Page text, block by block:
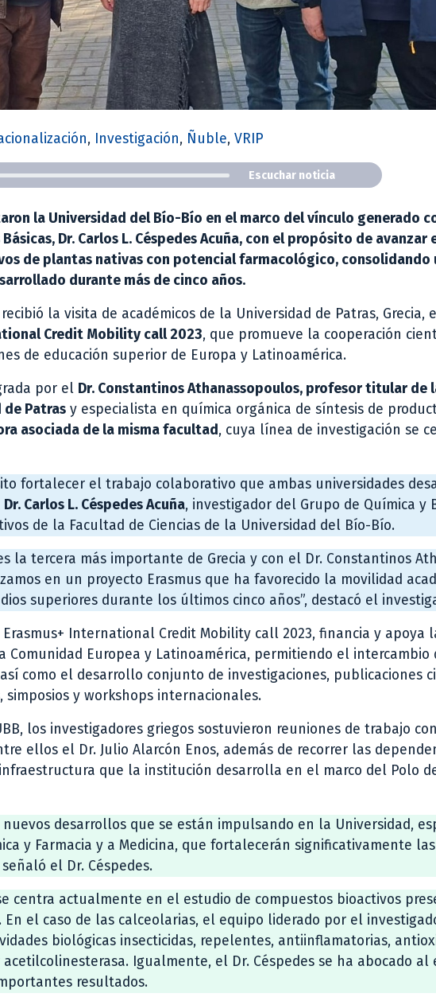
, Investigación, Ñuble, VRIP
Escuchar noticia
la Universidad del Bío-Bío en el marco del vínculo generado
Dr. Carlos L. Céspedes Acuña, con el propósito de
de plantas nativas con potencial farmacológico, consolidando
durante más de cinco años.
la visita de académicos de la Universidad de Patras, Grecia,
Credit Mobility call 2023, que promueve la cooperación
de educación superior de Europa y Latinoamérica.
por el Dr. Constantinos Athanassopoulos, profesor titular de
de Patras y especialista en química orgánica de síntesis de
asociada de la misma facultad, cuya línea de investigación se
fortalecer el trabajo colaborativo que ambas universidades
Dr. Carlos L. Céspedes Acuña, investigador del Grupo de Química y
de la Facultad de Ciencias de la Universidad del Bío-Bío.
la tercera más importante de Grecia y con el Dr. Constantinos
en un proyecto Erasmus que ha favorecido la movilidad
superiores durante los últimos cinco años”, destacó el
International Credit Mobility call 2023, financia y apoya
Comunidad Europea y Latinoamérica, permitiendo el intercambio
como el desarrollo conjunto de investigaciones, publicaciones
simposios y workshops internacionales.
los investigadores griegos sostuvieron reuniones de trabajo
ellos el Dr. Julio Alarcón Enos, además de recorrer las
que la institución desarrolla en el marco del Polo
desarrollos que se están impulsando en la Universidad,
y Farmacia y a Medicina, que fortalecerán significativamente
el Dr. Céspedes.
centra actualmente en el estudio de compuestos bioactivos
el caso de las calceolarias, el equipo liderado por el
biológicas insecticidas, repelentes, antiinflamatorias,
Igualmente, el Dr. Céspedes se ha abocado
resultados.